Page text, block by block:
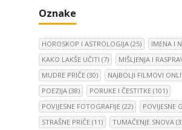
Oznake
HOROSKOP I ASTROLOGIJA (25) IMENA I
KAKO LAKŠE UČITI (7) MIŠLJENJA I
MUDRE PRIČE (30) NAJBOLJI FILMOVI
POEZIJA (38) PORUKE I ČESTITKE (101)
POVIJESNE FOTOGRAFIJE (22) POVIJESNE
STRAŠNE PRIČE (11) TUMAČENJE SNOVA